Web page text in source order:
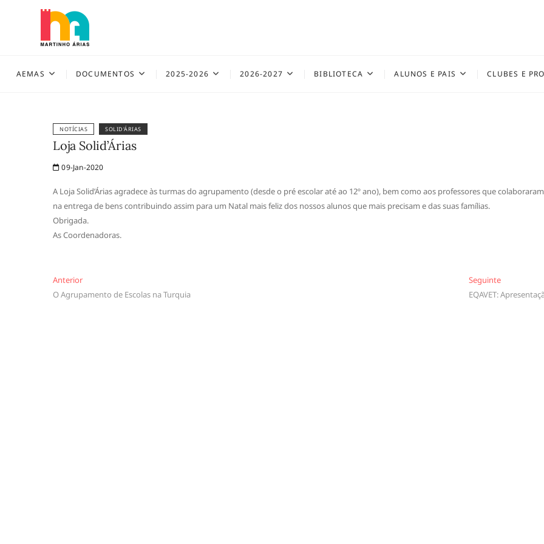
AEMAS DOCUMENTOS 2025-2026 2026-2027 BIBLIOTECA ALUNOS E PAIS CLUBES E
NOTÍCIAS SOLID'ÁRIAS
Loja Solid’Árias
09-Jan-2020
A Loja Solid’Árias agradece às turmas do agrupamento (desde o pré escolar até ao 12º ano), bem como aos professores que colaboraram
na entrega de bens contribuindo assim para um Natal mais feliz dos nossos alunos que mais precisam e das suas famílias.
Obrigada.
As Coordenadoras.
Navegação
de
AnteriorAnterior
O Agrupamento de Escolas na Turquia
SeguinteSeguinte
EQAVET: